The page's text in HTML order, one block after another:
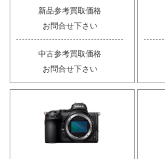
新品参考買取価格
お問合せ下さい
中古参考買取価格
お問合せ下さい